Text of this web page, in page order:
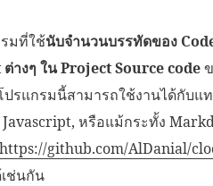
มที่ใช้นับจำนวนบรรทัดของ
างๆ ใน Project Source code
รแกรมนี้สามารถใช้งานได้กับแ
Javascript, หรือแม้กระทั้ง
https://github.com/AlDanial/
ช่นกัน